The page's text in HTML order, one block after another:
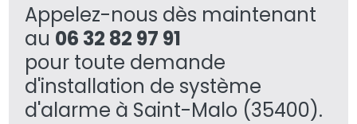
Appelez-nous dès maintenant
au 06 32 82 97 91
pour toute demande
d'installation de système
d'alarme à Saint-Malo (35400).